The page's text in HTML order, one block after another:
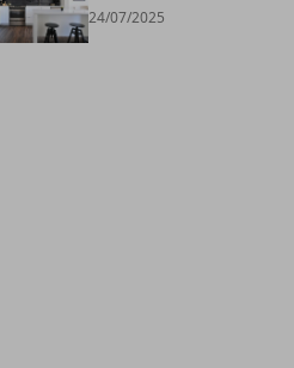
24/07/2025